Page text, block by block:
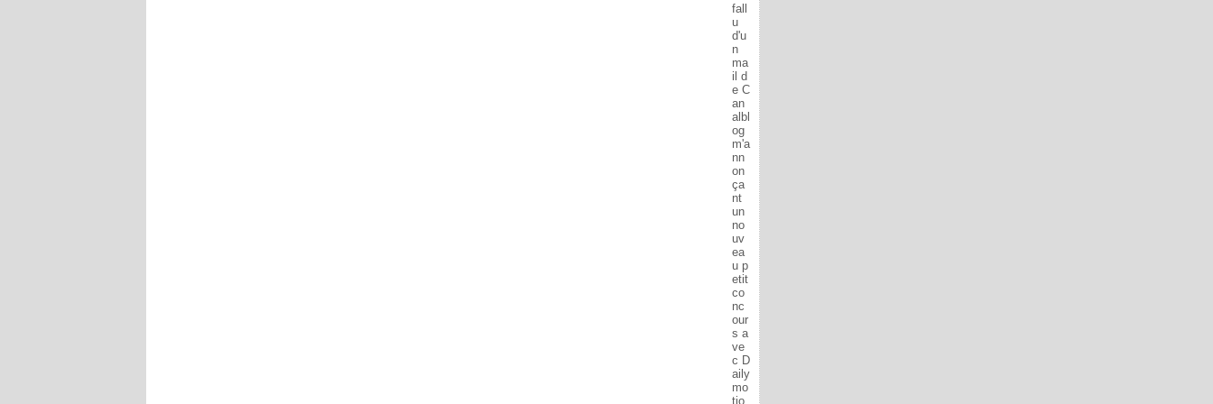
fall
u
d'u
n
ma
il d
e C
an
albl
og
m'a
nn
on
ça
nt
un
no
uv
ea
u p
etit
co
nc
our
s a
ve
c D
aily
mo
tio